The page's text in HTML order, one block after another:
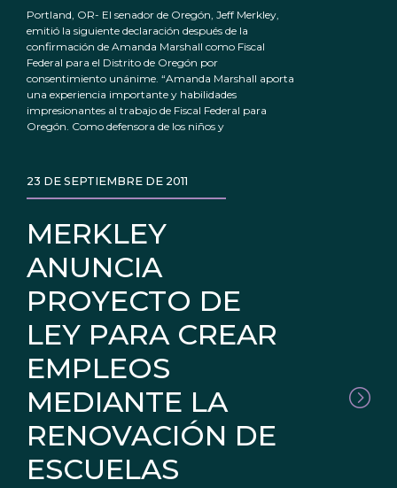
Portland, OR- El senador de Oregón, Jeff Merkley,
emitió la siguiente declaración después de la
confirmación de Amanda Marshall como Fiscal
Federal para el Distrito de Oregón por
consentimiento unánime. “Amanda Marshall aporta
una experiencia importante y habilidades
impresionantes al trabajo de Fiscal Federal para
Oregón. Como defensora de los niños y
MERKLEY
ANUNCIA
PROYECTO DE
LEY PARA CREAR
EMPLEOS
MEDIANTE LA
RENOVACIÓN DE
ESCUELAS
23 DE SEPTIEMBRE DE 2011